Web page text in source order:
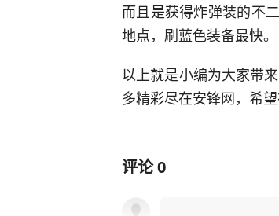
而且是获得炸弹装的不
地点，刷蓝色装备最快。
以上就是小编为大家带
多精彩尽在安锋网，希
评论0